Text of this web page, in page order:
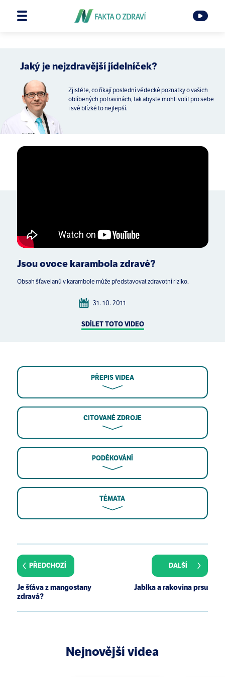
Jaký je nejzdravější jídelníček?
Zjistěte, co říkají poslední vědecké poznatky o vašich
oblíbených potravinách, tak abyste mohli volit pro sebe
i své blízké to nejlepší.
Jsou ovoce karambola zdravé?
Obsah šťavelanů v karambole může představovat zdravotní riziko.
31. 10. 2011
SDÍLET TOTO VIDEO
PŘEPIS VIDEA
CITOVANÉ ZDROJE
PODĚKOVÁNÍ
TÉMATA
star fruit-induced acute renal failure. Food Chem.
Toxicol., 46(5):1744-1752, 2008.
PŘEDCHOZÍ
Je šťáva z mangostany
zdravá?
Jablka a rakovina prsu
DALŠÍ
Nejnovější videa